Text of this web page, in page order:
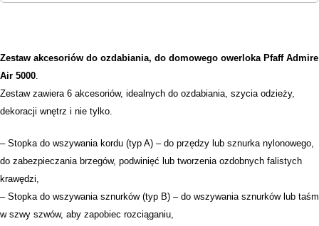
Zestaw akcesoriów do ozdabiania, do domowego owerloka Pfaff Admire
Air 5000.
Zestaw zawiera 6 akcesoriów, idealnych do ozdabiania, szycia odzieży,
dekoracji wnętrz i nie tylko.
– Stopka do wszywania kordu (typ A) – do przędzy lub sznurka nylonowego,
do zabezpieczania brzegów, podwinięć lub tworzenia ozdobnych falistych
krawędzi,
– Stopka do wszywania sznurków (typ B) – do wszywania sznurków lub taśm
w szwy szwów, aby zapobiec rozciąganiu,